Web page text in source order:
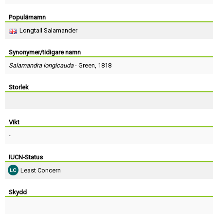
Populärnamn
Longtail Salamander
Synonymer/tidigare namn
Salamandra longicauda- Green, 1818
Storlek
Vikt
-
IUCN-Status
Least Concern
Skydd